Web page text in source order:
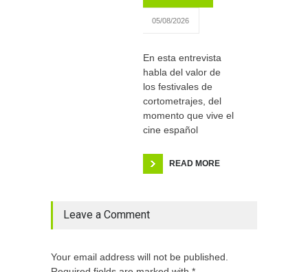
05/08/2026
En esta entrevista
habla del valor de
los festivales de
cortometrajes, del
momento que vive el
cine español
READ MORE
Leave a Comment
Your email address will not be published.